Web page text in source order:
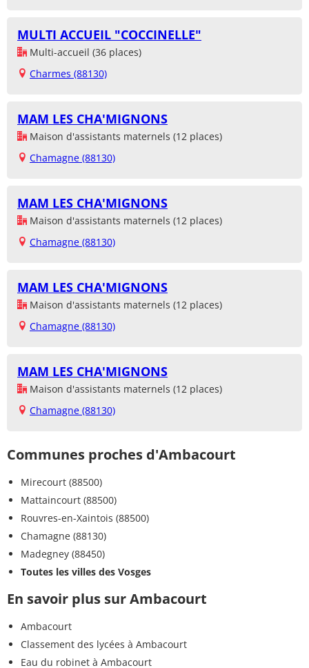
MULTI ACCUEIL "COCCINELLE"
Multi-accueil (36 places)
Charmes (88130)
MAM LES CHA'MIGNONS
Maison d'assistants maternels (12 places)
Chamagne (88130)
MAM LES CHA'MIGNONS
Maison d'assistants maternels (12 places)
Chamagne (88130)
MAM LES CHA'MIGNONS
Maison d'assistants maternels (12 places)
Chamagne (88130)
MAM LES CHA'MIGNONS
Maison d'assistants maternels (12 places)
Chamagne (88130)
Communes proches d'Ambacourt
Mirecourt (88500)
Mattaincourt (88500)
Rouvres-en-Xaintois (88500)
Chamagne (88130)
Madegney (88450)
Toutes les villes des Vosges
En savoir plus sur Ambacourt
Ambacourt
Classement des lycées à Ambacourt
Eau du robinet à Ambacourt